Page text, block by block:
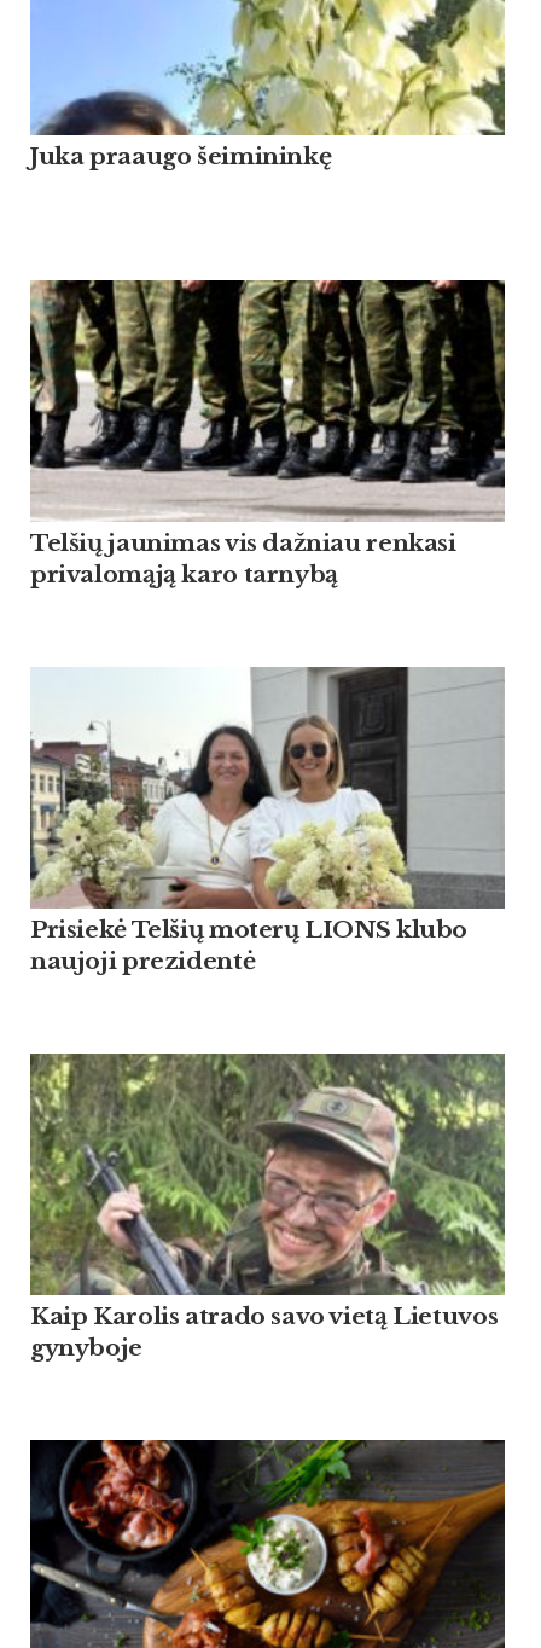
Ju­ka praau­go šei­mi­ninkę
Tel­šių jau­ni­mas vis daž­niau ren­ka­si
pri­va­lomąją ka­ro tar­nybą
Pri­siekė Tel­šių mo­terų LIONS klu­bo
nau­jo­ji pre­zi­dentė
Kaip Ka­ro­lis at­ra­do sa­vo vietą Lie­tu­vos
gy­ny­bo­je